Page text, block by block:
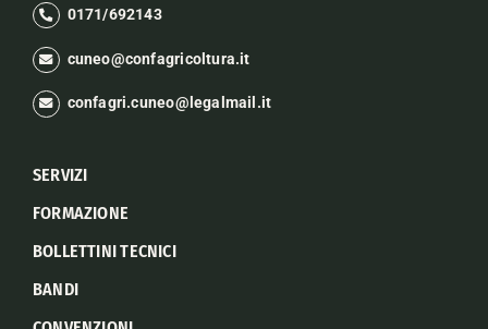
0171/692143
cuneo@confagricoltura.it
confagri.cuneo@legalmail.it
SERVIZI
FORMAZIONE
BOLLETTINI TECNICI
BANDI